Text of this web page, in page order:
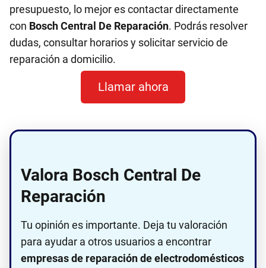
presupuesto, lo mejor es contactar directamente
con Bosch Central De Reparación. Podrás resolver
dudas, consultar horarios y solicitar servicio de
reparación a domicilio.
Llamar ahora
Valora Bosch Central De
Reparación
Tu opinión es importante. Deja tu valoración
para ayudar a otros usuarios a encontrar
empresas de reparación de electrodomésticos